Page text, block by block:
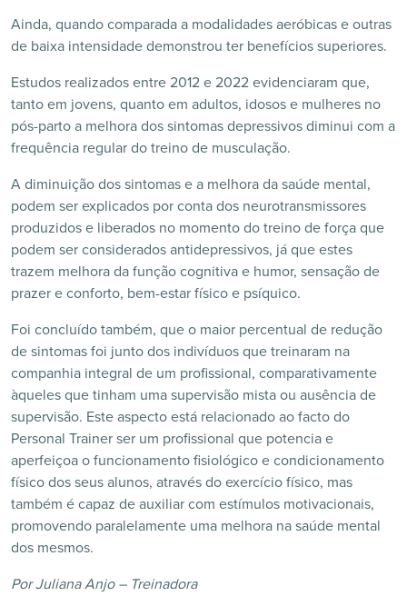
Ainda, quando comparada a modalidades aeróbicas e outras
de baixa intensidade demonstrou ter benefícios superiores.
Estudos realizados entre 2012 e 2022 evidenciaram que,
tanto em jovens, quanto em adultos, idosos e mulheres no
pós-parto a melhora dos sintomas depressivos diminui com a
frequência regular do treino de musculação.
A diminuição dos sintomas e a melhora da saúde mental,
podem ser explicados por conta dos neurotransmissores
produzidos e liberados no momento do treino de força que
podem ser considerados antidepressivos, já que estes
trazem melhora da função cognitiva e humor, sensação de
prazer e conforto, bem-estar físico e psíquico.
Foi concluído também, que o maior percentual de redução
de sintomas foi junto dos indivíduos que treinaram na
companhia integral de um profissional, comparativamente
àqueles que tinham uma supervisão mista ou ausência de
supervisão. Este aspecto está relacionado ao facto do
Personal Trainer ser um profissional que potencia e
aperfeiçoa o funcionamento fisiológico e condicionamento
físico dos seus alunos, através do exercício físico, mas
também é capaz de auxiliar com estímulos motivacionais,
promovendo paralelamente uma melhora na saúde mental
dos mesmos.
Por Juliana Anjo – Treinadora